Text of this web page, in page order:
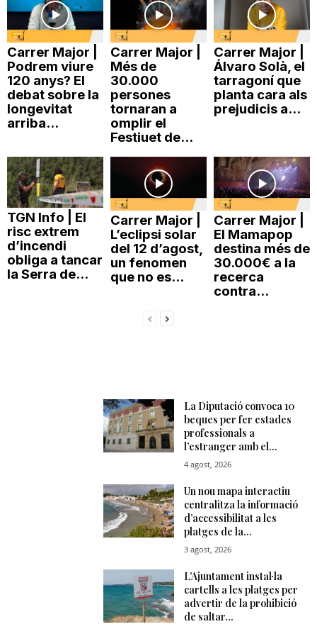
Carrer Major |
Podrem viure
120 anys? El
debat sobre la
longevitat
arriba...
Carrer Major |
Més de
30.000
persones
tornaran a
omplir el
Festiuet de...
Carrer Major |
Álvaro Solà, el
tarragoní que
planta cara als
prejudicis a...
TGN Info | El
risc extrem
d’incendi
obliga a tancar
la Serra de...
Carrer Major |
L’eclipsi solar
del 12 d’agost,
un fenomen
que no es...
Carrer Major |
El Mamapop
destina més de
30.000€ a la
recerca
contra...